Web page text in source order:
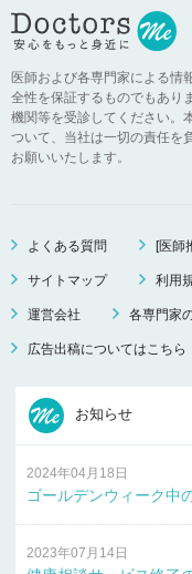
医師および各専門家による情
全性を保証するものでもあり
機関等を受診してください。
ついて、当社は一切の責任を
お願いいたします。
よくある質問 [医師
サイトマップ 利用
運営会社 各専門家
広告出稿についてはこちら
お知らせ
2024年04月18日
ゴールデンウィーク中
2023年07月14日